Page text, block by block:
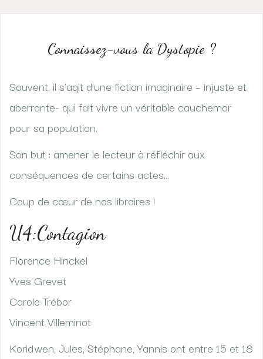
Connaissez-vous la Dystopie ?
Souvent, il s’agit d’une fiction imaginaire – injuste et
aberrante- qui fait vivre un véritable cauchemar
pour sa population.
Son but : amener le lecteur à réfléchir aux
conséquences de certains actes…
Coup de cœur de nos libraires !
U4:Contagion
Florence Hinckel
Yves Grevet
Carole Trébor
Vincent Villeminot
Koridwen, Jules, Stéphane, Yannis ont entre 15 et 18